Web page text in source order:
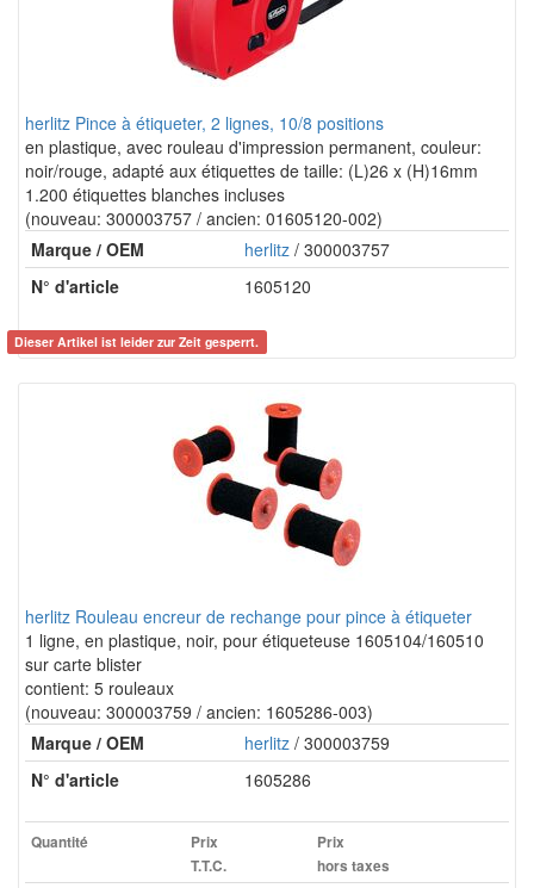
herlitz Pince à étiqueter, 2 lignes, 10/8 positions
en plastique, avec rouleau d'impression permanent, couleur:
noir/rouge, adapté aux étiquettes de taille: (L)26 x (H)16mm
1.200 étiquettes blanches incluses
(nouveau: 300003757 / ancien: 01605120-002)
Marque / OEM
herlitz / 300003757
N° d'article
1605120
Dieser Artikel ist leider zur Zeit gesperrt.
herlitz Rouleau encreur de rechange pour pince à étiqueter
1 ligne, en plastique, noir, pour étiqueteuse 1605104/160510
sur carte blister
contient: 5 rouleaux
(nouveau: 300003759 / ancien: 1605286-003)
Marque / OEM
herlitz / 300003759
N° d'article
1605286
Quantité
Prix
T.T.C.
Prix
hors taxes